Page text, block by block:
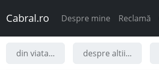
Cabral.ro Despre mine Reclamă
din viata... despre altii...